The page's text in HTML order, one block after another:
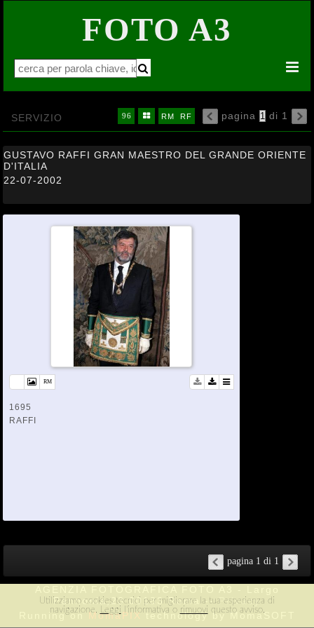
FOTO A3
 
SERVIZIO pagina di 1
16
32
64
96 


RM RF
GUSTAVO RAFFI GRAN MAESTRO DEL GRANDE ORIENTE
D'ITALIA
22-07-2002
1695
RAFFI
pagina 1 di 1
Pannonia,23 00183 Roma --Privacy
Running onMomaPIXtechnology by MomaSOFT
Utilizziamo cookies tecnici per migliorare la tua esperienza di
navigazione. Leggi l'informativa o rimuovi questo avviso.